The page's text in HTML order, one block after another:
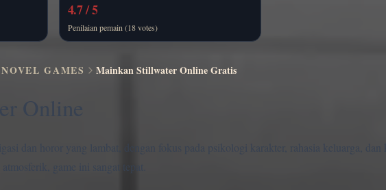
4.7 / 5
Penilaian pemain (18 votes)
GAMES Mainkan Stillwater Online Gratis
Online
dan horor yang lambat, dengan fokus pada psikologi karakter, rahasia keluarga, dan
game ini sangat tepat.